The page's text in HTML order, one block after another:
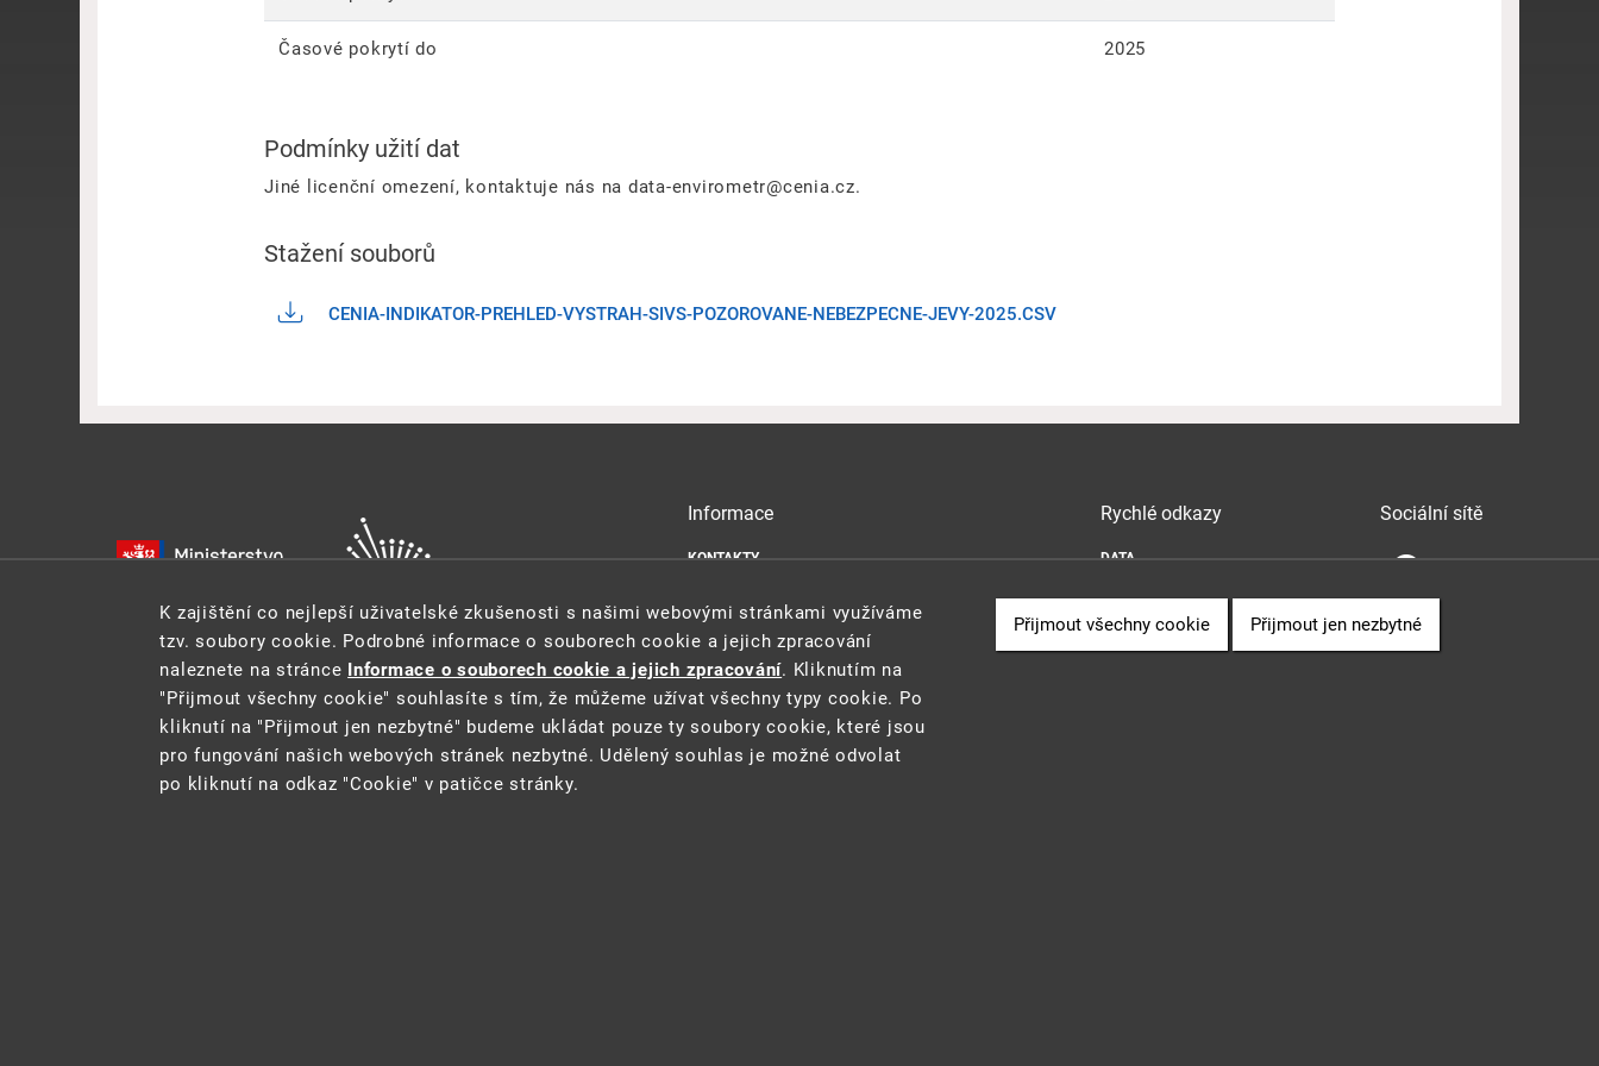
Časové pokrytí do 2025
Podmínky užití dat
Jiné licenční omezení, kontaktuje nás na data-envirometr@cenia.cz.
Stažení souborů
CENIA-INDIKATOR-PREHLED-VYSTRAH-SIVS-POZOROVANE-NEBEZPECNE-JEVY-2025.CSV
Informace
KONTAKTY
PROHLÁŠENÍ O PŘÍSTUPNOSTI
ZÁSADY POUŽÍVÁNÍ SOUBORŮ COOKIE
Rychlé odkazy
DATA
PUBLIKACE
Sociální sítě
Tento web je součástí Informačního systému pro statistiku a reporting (STAR) projektu "Platforma pro statistiku, reporting a analýzy" (CZ.06.3.05/0.0/0.0/16_028/0006498) financovaného z EU.
2021 © CENIA aMinisterstvo životního prostředí
K zajištění co nejlepší uživatelské zkušenosti s našimi webovými stránkami využíváme
tzv. soubory cookie. Podrobné informace o souborech cookie a jejich zpracování
naleznete na stránce Informace o souborech cookie a jejich zpracování. Kliknutím na
"Přijmout všechny cookie" souhlasíte s tím, že můžeme užívat všechny typy cookie. Po
kliknutí na "Přijmout jen nezbytné" budeme ukládat pouze ty soubory cookie, které jsou
pro fungování našich webových stránek nezbytné. Udělený souhlas je možné odvolat
po kliknutí na odkaz "Cookie" v patičce stránky.
Přijmout všechny cookie Přijmout jen nezbytné